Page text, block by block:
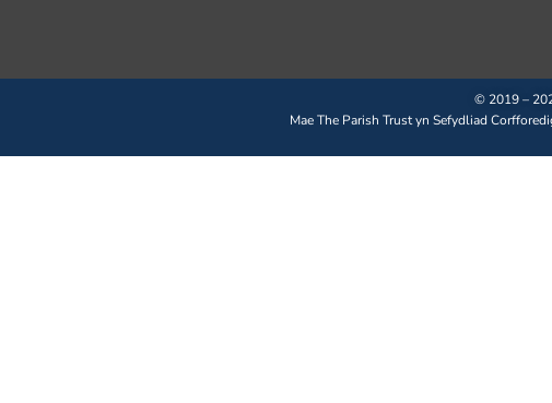
© 2019 –
Mae The Parish Trust yn Sefydliad